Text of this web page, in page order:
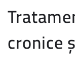
cronice